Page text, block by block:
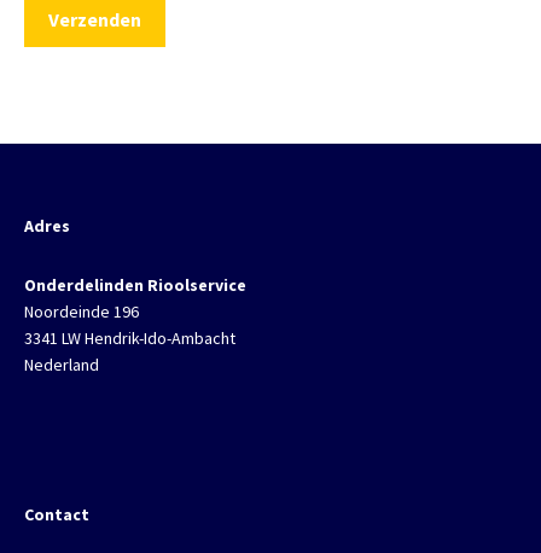
Adres
Onderdelinden Rioolservice
Noordeinde 196
3341 LW Hendrik-Ido-Ambacht
Nederland
Contact